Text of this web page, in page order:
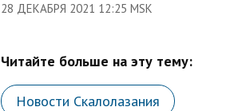
28 ДЕКАБРЯ 2021 12:25 MSK
Читайте больше на эту тему:
Новости Скалолазания